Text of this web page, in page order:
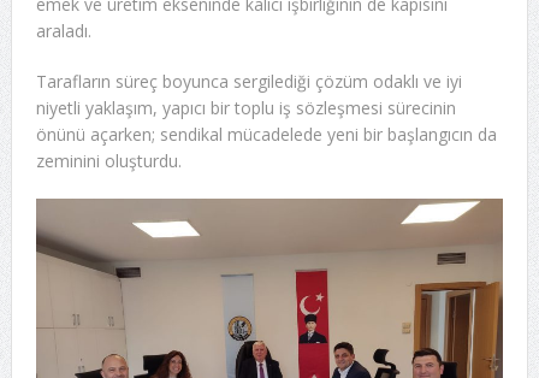
araladı.
Tarafların süreç boyunca sergilediği çözüm odaklı ve iyi
niyetli yaklaşım, yapıcı bir toplu iş sözleşmesi sürecinin
önünü açarken; sendikal mücadelede yeni bir başlangıcın da
zeminini oluşturdu.